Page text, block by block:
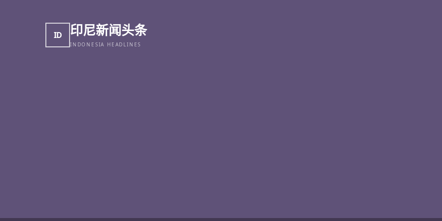
ID 印尼新闻头条
INDONESIA HEADLINES